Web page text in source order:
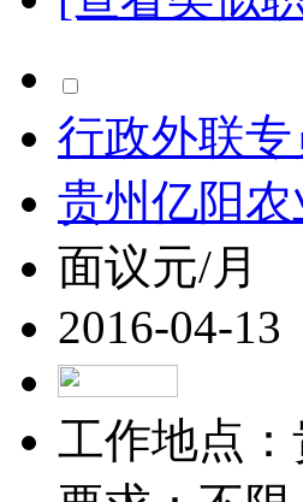
行政外联专
贵州亿阳
面议元/月
2016-04-13
工作地点